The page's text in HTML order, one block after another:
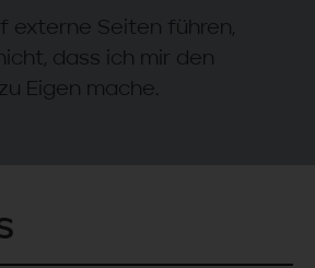
externe Seiten führen,
dass ich mir den
Eigen mache.
über folgende Informationen
der Verarbeitung,
denen Ihre